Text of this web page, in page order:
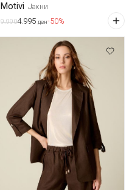
Motivi Јакни
9.9904.995 ден-50%